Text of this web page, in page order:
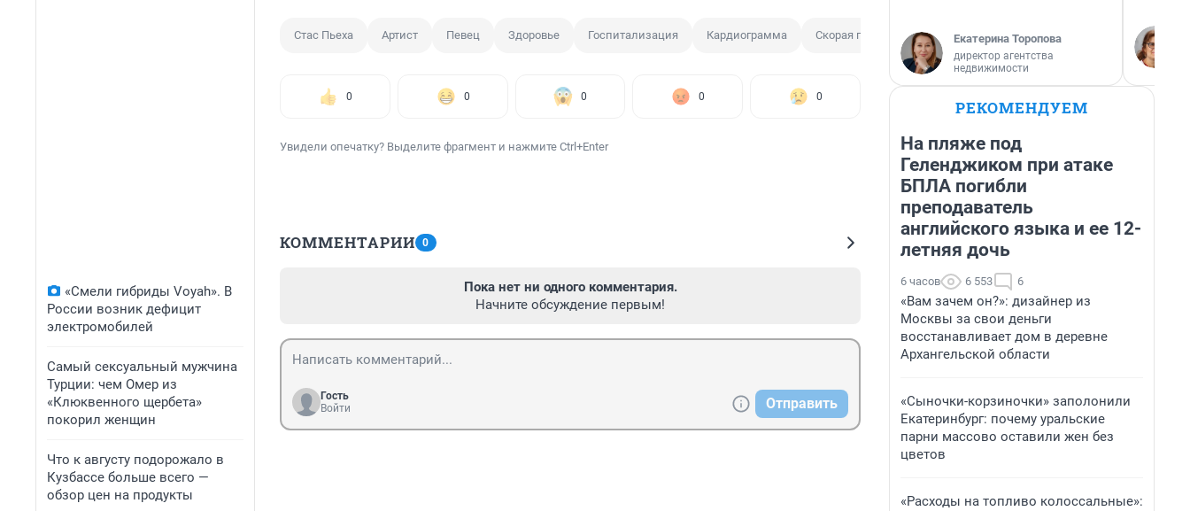
«Смели гибриды Voyah». В
России возник дефицит
электромобилей
Самый сексуальный мужчина
Турции: чем Омер из
«Клюквенного щербета»
покорил женщин
Что к августу подорожало в
Кузбассе больше всего —
обзор цен на продукты
Стас Пьеха Артист Певец Здоровье Госпитализация Кардиограмма Скорая помощь Реанимация Боткинская больница
0 0 0 0 0
Увидели опечатку? Выделите фрагмент и нажмите Ctrl+Enter
КОММЕНТАРИИ 0
Пока нет ни одного комментария.
Начните обсуждение первым!
Гость
Войти
Отправить
Екатерина Торопова
директор агентства
недвижимости
РЕКОМЕНДУЕМ
На пляже под
Геленджиком при атаке
БПЛА погибли
преподаватель
английского языка и ее 12-
летняя дочь
6 часов 6 553 6
«Вам зачем он?»: дизайнер из
Москвы за свои деньги
восстанавливает дом в деревне
Архангельской области
«Сыночки-корзиночки» заполонили
Екатеринбург: почему уральские
парни массово оставили жен без
цветов
«Расходы на топливо колоссальные»: